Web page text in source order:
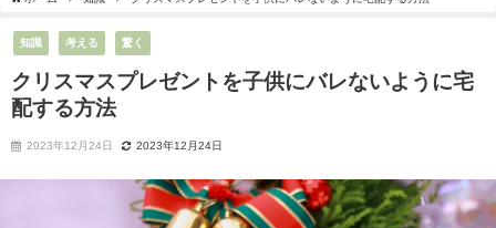
知識 考える 驚く
クリスマスプレゼントを子供にバレないように宅
配する方法
2023年12月24日 2023年12月24日